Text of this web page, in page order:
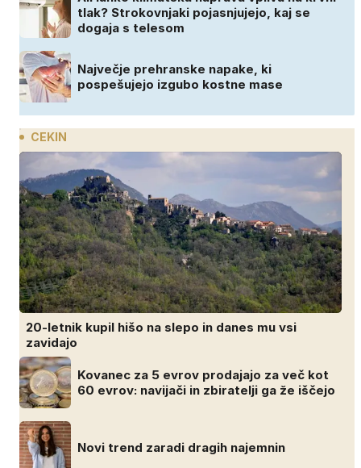
tlak? Strokovnjaki pojasnjujejo, kaj se
dogaja s telesom
Največje prehranske napake, ki
pospešujejo izgubo kostne mase
CEKIN
20-letnik kupil hišo na slepo in danes mu vsi
zavidajo
Kovanec za 5 evrov prodajajo za več kot
60 evrov: navijači in zbiratelji ga že iščejo
Novi trend zaradi dragih najemnin